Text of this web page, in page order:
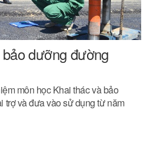
dưỡng đường
môn học Khai thác và bảo
và đưa vào sử dụng từ năm